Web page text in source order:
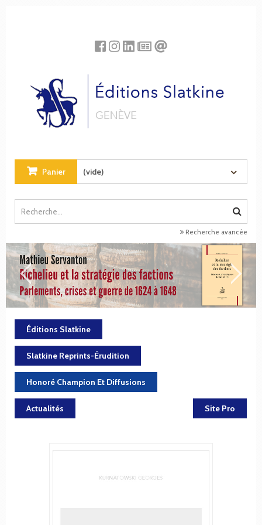
Panier (vide)
Recherche avancée
Éditions Slatkine
Slatkine Reprints-Érudition
Honoré Champion Et Diffusions
Actualités Site Pro